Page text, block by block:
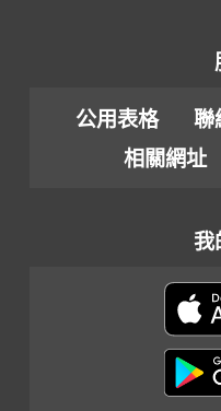
公用表格 聯
相關網址
我